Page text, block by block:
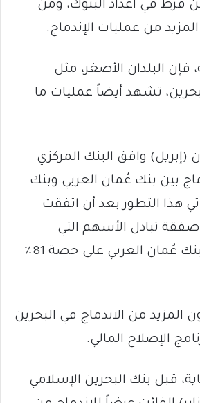
من فرط في أعداد البنوك، ومن
من عمليات الإندماج.
البلدان الأصغر، مثل
تشهد أيضاً عمليات ما
وافق البنك المركزي
بين بنك عُمان العربي وبنك
هذا التطور بعد أن اتفقت
تبادل الأسهم التي
ستشهد حصول بنك عُمان العربي على حصة 81٪
المزيد من الاندماج في البحرين
الإصلاح المالي.
قبل بنك البحرين الإسلامي